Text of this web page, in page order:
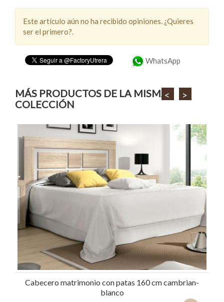
Este artículo aún no ha recibido opiniones. ¿Quieres
ser el primero?.
WhatsApp
MÁS PRODUCTOS DE LA MISMA
COLECCIÓN
Cabecero matrimonio con patas 160 cm cambrian-
blanco
< >